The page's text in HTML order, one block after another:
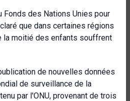
Fonds des Nations Unies pour
que dans certaines régions
la moitié des enfants souffrent
de nouvelles données
de surveillance de la
par l'ONU, provenant de trois